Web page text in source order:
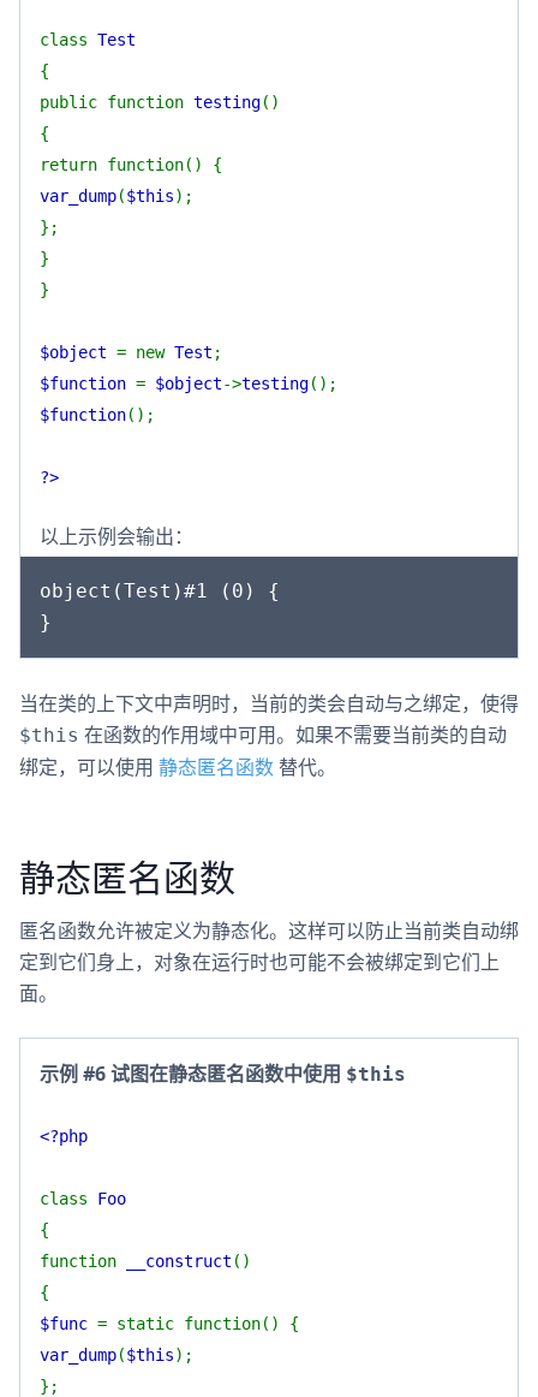
class Test
{
public function testing()
{
return function() {
var_dump($this);
};
}
}
$object = new Test ;
$function = $object->testing();
$function();
?>
以上示例会输出：
object(Test)#1 (0) {
当在类的上下文中声明时，当前的类会自动与之绑定，使得
$this 在函数的作用域中可用。如果不需要当前类的自动
绑定，可以使用 静态匿名函数 替代。
静态匿名函数
匿名函数允许被定义为静态化。这样可以防止当前类自动绑
定到它们身上，对象在运行时也可能不会被绑定到它们上
面。
示例 #6 试图在静态匿名函数中使用 $this
<?php
class Foo
{
function
__construct ()
{
$func = static function() {
var_dump($this);
};